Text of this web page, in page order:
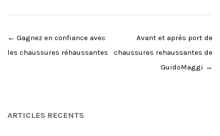
Post
← Gagnez en confiance avec
les chaussures réhaussantes
Avant et après port de
chaussures rehaussantes de
GuidoMaggi →
ARTICLES RECENTS